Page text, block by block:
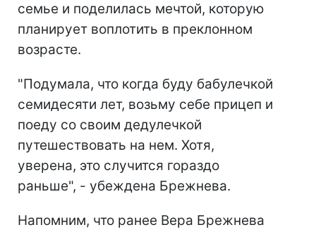
семье и поделилась мечтой, которую
планирует воплотить в преклонном
возрасте.
"Подумала, что когда буду бабулечкой
семидесяти лет, возьму себе прицеп и
поеду со своим дедулечкой
путешествовать на нем. Хотя,
уверена, это случится гораздо
раньше", - убеждена Брежнева.
Напомним, что ранее Вера Брежнева